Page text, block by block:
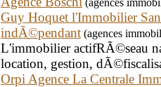
Guy Hoquet l'Immobilier
indÃ©pendant (agences
L'immobilier actifRÃ©seau
location, gestion,
Orpi Agence La Centrale